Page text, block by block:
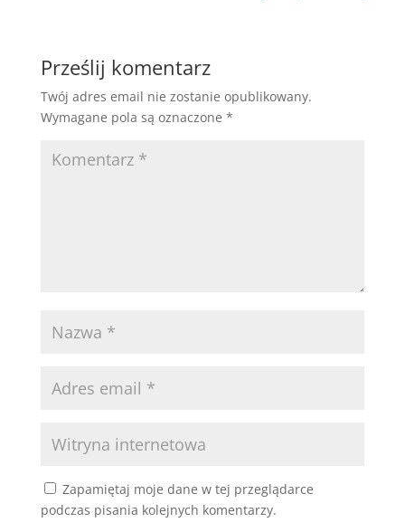
Prześlij komentarz
Twój adres email nie zostanie opublikowany.
Wymagane pola są oznaczone *
Zapamiętaj moje dane w tej przeglądarce
podczas pisania kolejnych komentarzy.